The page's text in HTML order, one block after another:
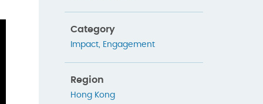
Category
Impact, Engagement
Region
Hong Kong